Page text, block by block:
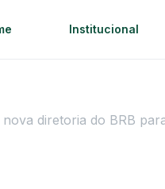
Institucional
diretoria do BRB